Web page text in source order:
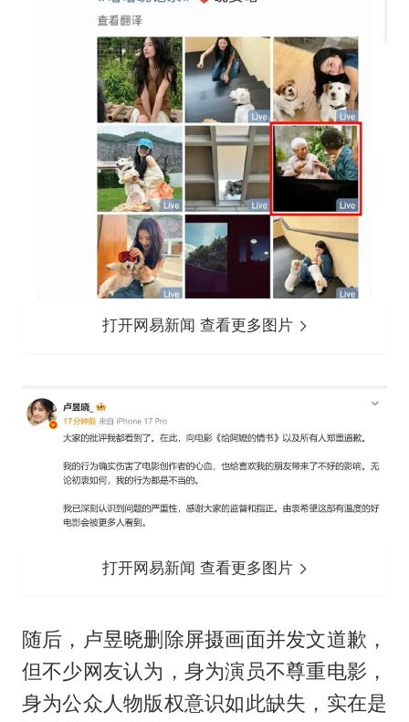
打开网易新闻 查看更多图片
打开网易新闻 查看更多图片
随后，卢昱晓删除屏摄画面并发文道歉，
但不少网友认为，身为演员不尊重电影，
身为公众人物版权意识如此缺失，实在是